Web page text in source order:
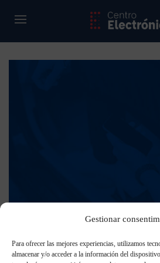
Gestionar
Para ofrecer las mejores experiencias, utilizamos
almacenar y/o acceder a la información del